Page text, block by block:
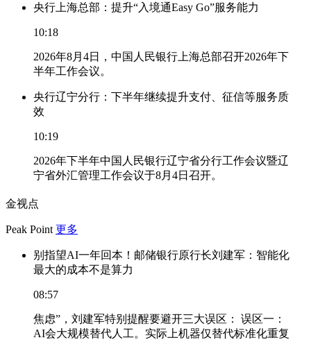
央行上海总部：提升“入境通Easy Go”服务能力
10:18
2026年8月4日，中国人民银行上海总部召开2026年下
半年工作会议。
央行辽宁分行：下半年继续提升支付、征信等服务质
效
10:19
2026年下半年中国人民银行辽宁省分行工作会议暨辽
宁省外汇管理工作会议于8月4日召开。
金视点
Peak Point 更多
别指望AI一年回本！邮储银行原行长刘建军：智能化
最大的成本不是算力
08:57
焦虑”，刘建军特别提醒要避开三大误区： 误区一：
AI会大规模替代人工。实际上机器仅替代标准化重复